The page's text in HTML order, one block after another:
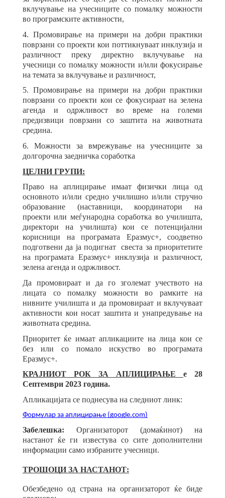
вклучување на учесниците со помалку можности
во програмските активности,
4. Промовирање на примери на добри практики
поврзани со проекти кои поттикнуваат инклузија и
различност преку директно вклучување на
учесници со помалку можности и/или фокусирање
на темата за вклучување и различност,
5. Промовирање на примери на добри практики
поврзани со проекти кои се фокусираат на зелена
агенда и одржливост во време на големи
предизвици поврзани со заштита на животната
средина.
6. Можности за вмрежување на учесниците за
долгорочна заедничка соработка
ЦЕЛНИ ГРУПИ:
Право на аплицирање имаат физички лица од
основното и/или средно училишно и/или стручно
образование (наставници, координатори на
проекти или меѓународна соработка во училишта,
директори на училишта) кои се потенцијални
корисници на програмата Еразмус+, соодветно
подготвени да ја подигнат свеста за приоритетите
на програмата Еразмус+ инклузија и различност,
зелена агенда и одржливост.
Да промовираат и да го зголемат учеството на
лицата со помалку можности во рамките на
нивните училишта и да промовираат и вклучуваат
активности кои носат заштита и унапредување на
животната средина.
Приоритет ќе имаат апликациите на лица кои се
без или со помало искуство во програмата
Еразмус+.
КРАЈНИОТ РОК ЗА АПЛИЦИРАЊЕ е 28
Септември 2023 година.
Апликацијата се поднесува на следниот линк:
Формулар за аплицирање (google.com)
Забелешка: Организаторот (домаќинот) на
настанот ќе ги известува со сите дополнителни
информации само избраните учесници.
ТРОШОЦИ ЗА НАСТАНОТ:
Обезбедено од страна на организаторот ќе биде